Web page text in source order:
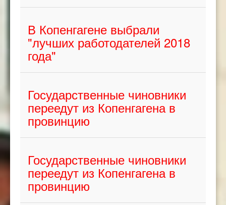
В Копенгагене выбрали
"лучших работодателей 2018
года"
Государственные чиновники
переедут из Копенгагена в
провинцию
Государственные чиновники
переедут из Копенгагена в
провинцию